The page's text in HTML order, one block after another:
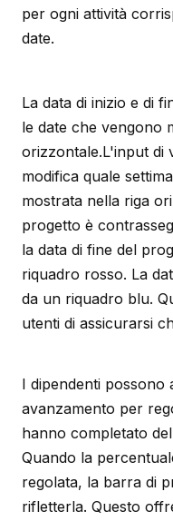
per ogni attività
date.
La data di inizio e di
le date che vengono
orizzontale.L'input di
modifica quale
mostrata nella riga
progetto è
la data di fine del
riquadro rosso. La
da un riquadro blu.
utenti di assicurarsi
I dipendenti possono
avanzamento per
hanno completato
Quando la
regolata, la barra di
rifletterla. Questo